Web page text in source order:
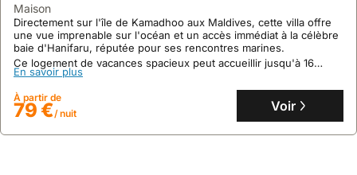
maison
Directement sur l'île de Kamadhoo aux Maldives, cette villa offre
une vue imprenable sur l'océan et un accès immédiat à la célèbre
baie d'Hanifaru, réputée pour ses rencontres marines.
Ce logement de vacances spacieux peut accueillir jusqu'à 16
personnes avec ses 9 chambres et 10 salles de bains, et propose
des repas délicieux ainsi qu'un accès facile au snorkeling et à la
plongée.
En savoir plus
À partir de
79 €/ nuit Voir